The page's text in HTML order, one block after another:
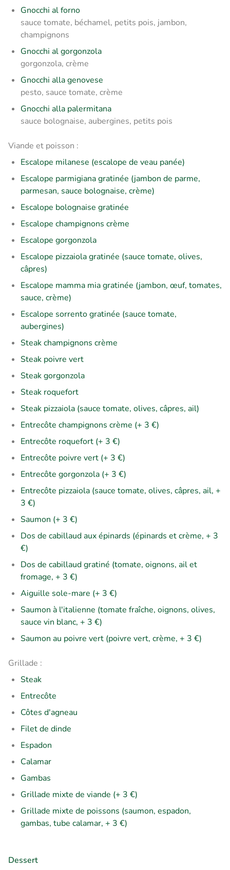
Gnocchi al forno
sauce tomate, béchamel, petits pois, jambon,
champignons
Gnocchi al gorgonzola
gorgonzola, crème
Gnocchi alla genovese
pesto, sauce tomate, crème
Gnocchi alla palermitana
sauce bolognaise, aubergines, petits pois
Viande et poisson :
Escalope milanese (escalope de veau panée)
Escalope parmigiana gratinée (jambon de parme,
parmesan, sauce bolognaise, crème)
Escalope bolognaise gratinée
Escalope champignons crème
Escalope gorgonzola
Escalope pizzaiola gratinée (sauce tomate, olives,
câpres)
Escalope mamma mia gratinée (jambon, œuf, tomates,
sauce, crème)
Escalope sorrento gratinée (sauce tomate,
aubergines)
Steak champignons crème
Steak poivre vert
Steak gorgonzola
Steak roquefort
Steak pizzaiola (sauce tomate, olives, câpres, ail)
Entrecôte champignons crème (+ 3 €)
Entrecôte roquefort (+ 3 €)
Entrecôte poivre vert (+ 3 €)
Entrecôte gorgonzola (+ 3 €)
Entrecôte pizzaiola (sauce tomate, olives, câpres, ail, +
3 €)
Saumon (+ 3 €)
Dos de cabillaud aux épinards (épinards et crème, + 3
€)
Dos de cabillaud gratiné (tomate, oignons, ail et
fromage, + 3 €)
Aiguille sole-mare (+ 3 €)
Saumon à l'italienne (tomate fraîche, oignons, olives,
sauce vin blanc, + 3 €)
Saumon au poivre vert (poivre vert, crème, + 3 €)
Grillade :
Steak
Entrecôte
Côtes d'agneau
Filet de dinde
Espadon
Calamar
Gambas
Grillade mixte de viande (+ 3 €)
Grillade mixte de poissons (saumon, espadon,
gambas, tube calamar, + 3 €)
Dessert